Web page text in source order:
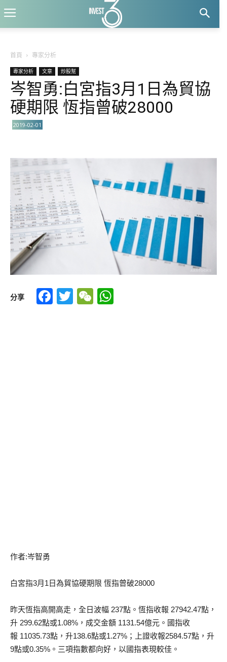
首頁 專家分析
專家分析 文章 炒股幫
岑智勇:白宮指3月1日為貿協
硬期限 恆指曾破28000
2019-02-01
分享 Facebook
TwitterWeChat
作者:岑智勇
白宮指3月1日為貿協硬期限 恆指曾破28000
昨天恆指高開高走，全日波幅 237點。恆指收報 27942.47點，
升 299.62點或1.08%，成交金額 1131.54億元。國指收
報 11035.73點，升138.6點或1.27%；上證收報2584.57點，升
9點或0.35%。三項指數都向好，以國指表現較佳。